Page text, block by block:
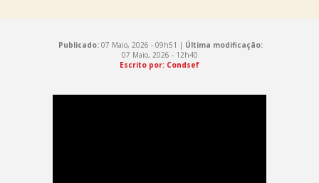
Publicado: 07 Maio, 2026 - 09h51 | Última modificação:
07 Maio, 2026 - 12h40
Escrito por: Condsef